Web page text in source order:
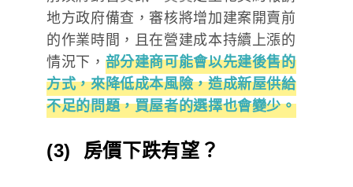
地方政府備查，審核將增加建案開賣前
的作業時間，且在營建成本持續上漲的
情況下， 部分建商可能會以先建後售的
方式，來降低成本風險，造成新屋供給
不足的問題，買屋者的選擇也會變少。
(3) 房價下跌有望？